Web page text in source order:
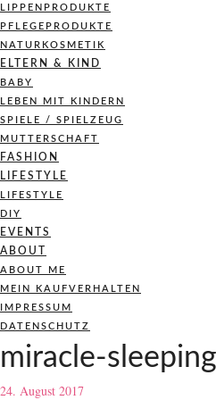
LIPPENPRODUKTE
PFLEGEPRODUKTE
NATURKOSMETIK
ELTERN & KIND
BABY
LEBEN MIT KINDERN
SPIELE / SPIELZEUG
MUTTERSCHAFT
FASHION
LIFESTYLE
LIFESTYLE
DIY
EVENTS
ABOUT
ABOUT ME
MEIN KAUFVERHALTEN
IMPRESSUM
DATENSCHUTZ
miracle-
24. August 2017